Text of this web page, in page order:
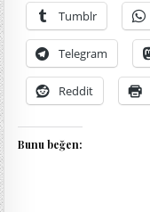
Tumblr
Telegram
Reddit
Bunu beğen: